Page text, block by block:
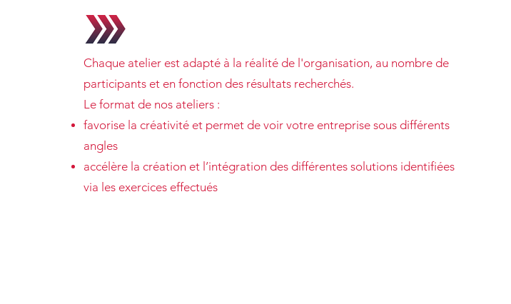
Chaque atelier est adapté à la réalité de l'organisation, au nombre de
participants et en fonction des résultats recherchés.
Le format de nos ateliers :
favorise la créativité et permet de voir votre entreprise sous différents
angles
accélère la création et l’intégration des différentes solutions identifiées
via les exercices effectués